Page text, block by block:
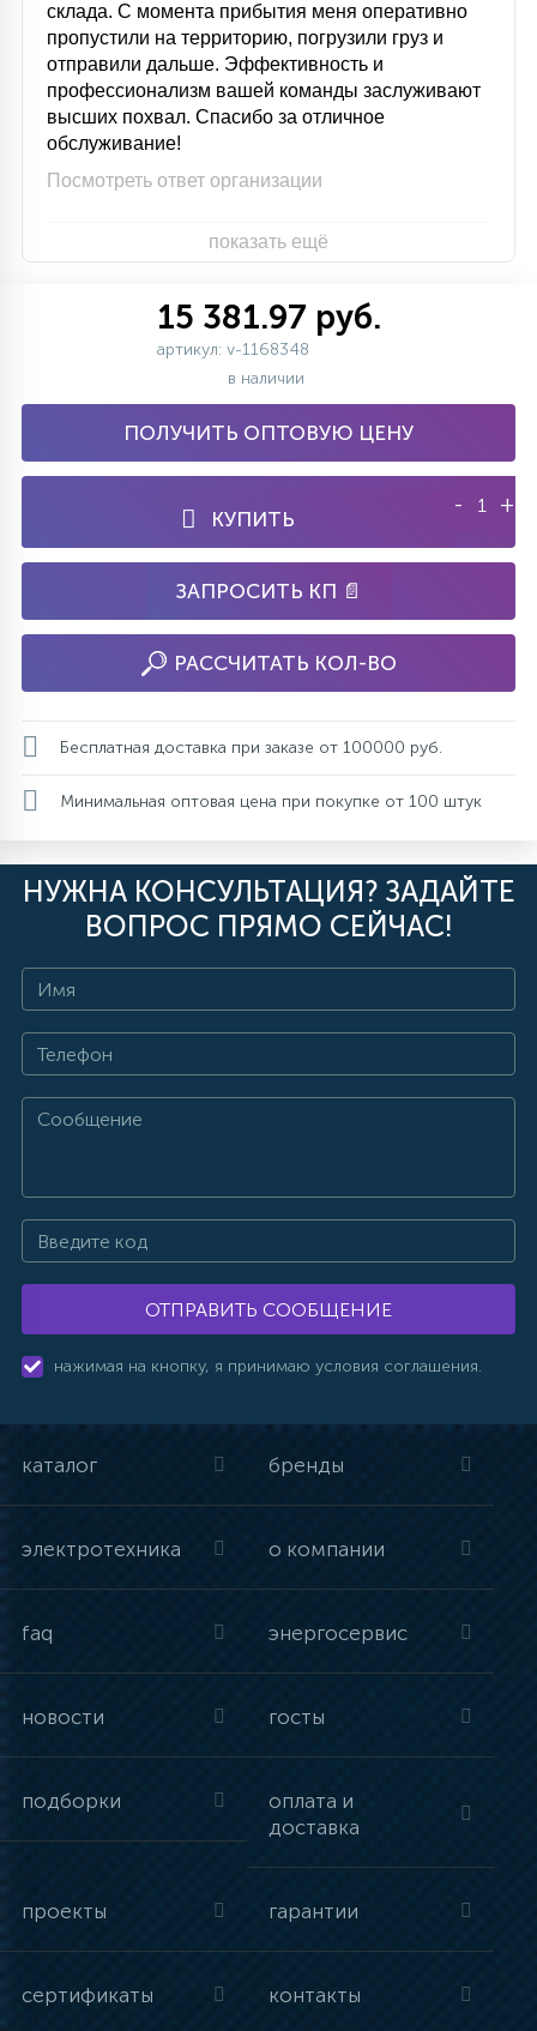
склада. С момента прибытия меня оперативно
пропустили на территорию, погрузили груз и
отправили дальше. Эффективность и
профессионализм вашей команды заслуживают
высших похвал. Спасибо за отличное
обслуживание!
Посмотреть ответ организации
показать ещё
15 381.97 руб.
артикул: v-1168348
в наличии
ПОЛУЧИТЬ ОПТОВУЮ ЦЕНУ
КУПИТЬ
- +
ЗАПРОСИТЬ КП 📄
РАССЧИТАТЬ КОЛ-ВО
Бесплатная доставка при заказе от 100000 руб.
Минимальная оптовая цена при покупке от 100 штук
НУЖНА КОНСУЛЬТАЦИЯ? ЗАДАЙТЕ
ВОПРОС ПРЯМО СЕЙЧАС!
ОТПРАВИТЬ СООБЩЕНИЕ
нажимая на кнопку, я принимаю условия соглашения.
каталог бренды
электротехника о компании
faq энергосервис
новости госты
подборки
оплата и
доставка
проекты гарантии
сертификаты контакты